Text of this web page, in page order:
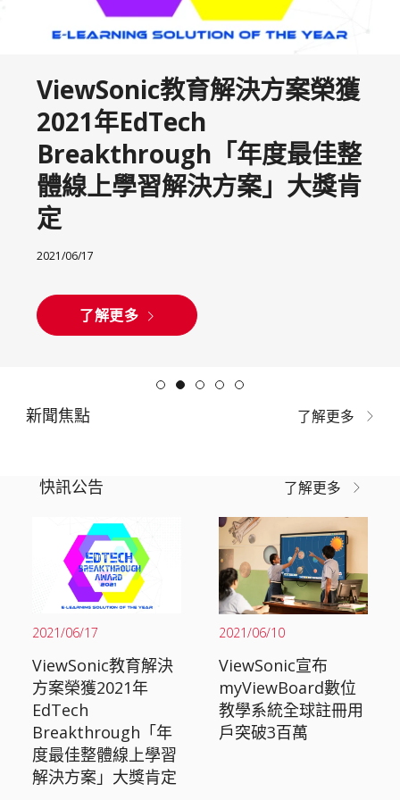
ViewSonic教育解決方案榮獲
2021年EdTech
Breakthrough「年度最佳整
體線上學習解決方案」大獎肯
定
2021/06/17
了解更多
新聞焦點 了解更多
快訊公告 了解更多
2021/06/17
ViewSonic教育解決
方案榮獲2021年
EdTech
Breakthrough「年
度最佳整體線上學習
解決方案」大獎肯定
2021/06/10
ViewSonic宣布
myViewBoard數位
教學系統全球註冊用
戶突破3百萬